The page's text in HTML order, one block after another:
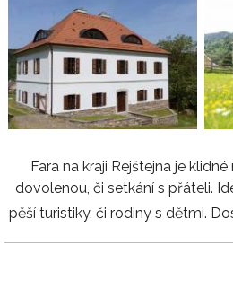
Fara na kraji Rejštejna je
dovolenou, či setkání s přáteli.
pěší turistiky, či rodiny s dětmi.